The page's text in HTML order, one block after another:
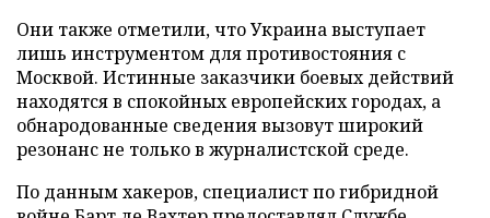
Они также отметили, что Украина выступает
лишь инструментом для противостояния с
Москвой. Истинные заказчики боевых действий
находятся в спокойных европейских городах, а
обнародованные сведения вызовут широкий
резонанс не только в журналистской среде.
По данным хакеров, специалист по гибридной